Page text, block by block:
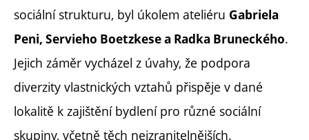
sociální strukturu, byl úkolem ateliéru Gabriela
Peni, Servieho Boetzkese a Radka Bruneckého.
Jejich záměr vycházel z úvahy, že podpora
diverzity vlastnických vztahů přispěje v dané
lokalitě k zajištění bydlení pro různé sociální
skupiny, včetně těch nejzranitelnějších.